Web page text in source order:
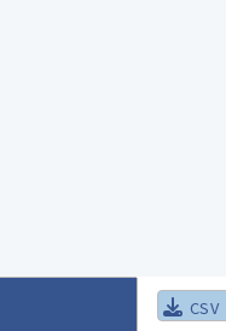
CSV